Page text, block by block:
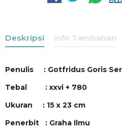
Deskripsi Info Tambahan
Penulis : Gotfridus Goris
Tebal : xxvi + 780
Ukuran : 15 x 23 cm
Penerbit : Graha Ilmu